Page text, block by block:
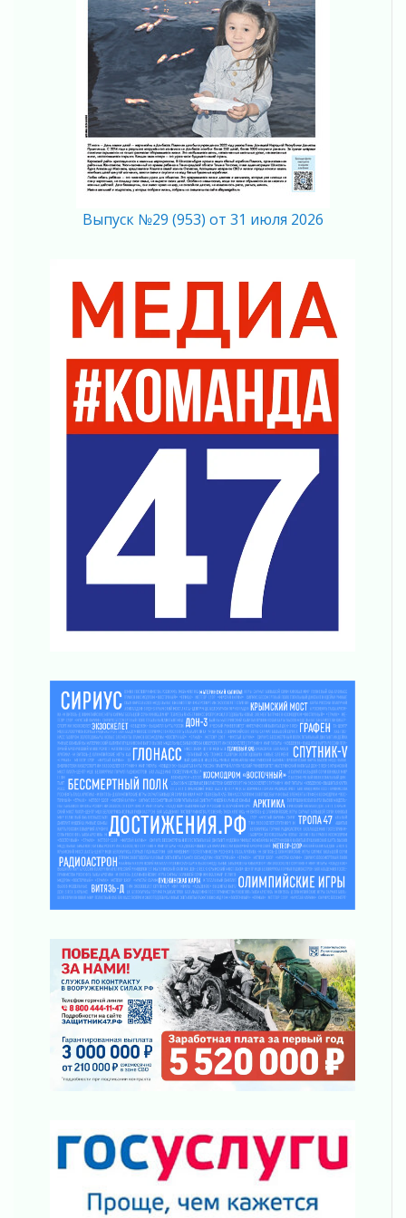
В Шлиссельбурге прошла акция «Белый
кораблик Памяти»
31 июля 2026
Новые возможности для творчества
31 июля 2026
За сухими цифрами — реальная жизнь
31 июля 2026
От инженера-создателя к волонтёрам
«Созидателям»
31 июля 2026
Генеральная репетиция векового юбилея
Давайте разберемся!
30 июля 2026
Круглую ригу в Гатчине отреставрируют в
2027 году
30 июля 2026
Путешествие к западным рубежам
30 июля 2026
Лаголовская общеобразовательная школа
откроется к концу сентября
Ленобласть наводит порядок на дорогах и в
перевозках
30 июля 2026
Комфортное лето: в Ленобласти 30 июля
ожидается теплая и сухая погода
Ладожский мост на трассе «Кола» полностью
Волейболисты из Всеволожского района
представят Ленинградскую область на
всероссийском финале в Москве
30 июля 2026
«Кубок Защитников Отечества» для
ветеранов СВО стартовал в Выборге
30 июля 2026
Заблудившегося пенсионера вывели из леса в
Тосненском районе
30 июля 2026
Редкие птенцы козодоя вылупились во
30 июля 2026
Изменение расписания 565 автобуса
30 июля 2026
Объявлена продажа инвестиционных паев
29 июля 2026
Пик топливного кризиса в Ленинградской
области прошёл
29 июля 2026
29 июля 2026
Легкоатлеты Ленинградской области вошли в
пятерку сильнейших на Первенстве России
29 июля 2026
Выпуск №29 (953) от 31 июля 2026